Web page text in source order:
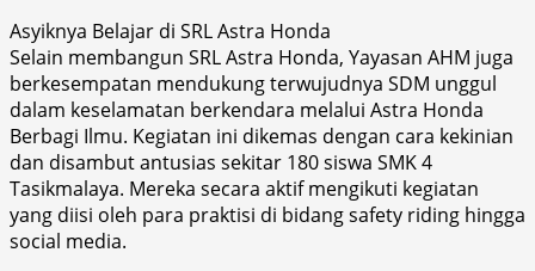
Asyiknya Belajar di SRL Astra Honda
Selain membangun SRL Astra Honda, Yayasan AHM juga
berkesempatan mendukung terwujudnya SDM unggul
dalam keselamatan berkendara melalui Astra Honda
Berbagi Ilmu. Kegiatan ini dikemas dengan cara kekinian
dan disambut antusias sekitar 180 siswa SMK 4
Tasikmalaya. Mereka secara aktif mengikuti kegiatan
yang diisi oleh para praktisi di bidang safety riding hingga
social media.